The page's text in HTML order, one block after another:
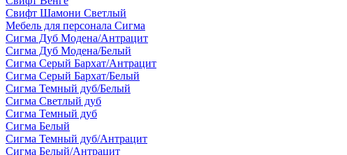
Свифт Шамони Светлый
Мебель для персонала Сигма
Сигма Дуб Модена/Антрацит
Сигма Дуб Модена/Белый
Сигма Серый Бархат/Антрацит
Сигма Серый Бархат/Белый
Сигма Темный дуб/Белый
Сигма Светлый дуб
Сигма Темный дуб
Сигма Белый
Сигма Темный дуб/Антрацит
Сигма Белый/Антрацит